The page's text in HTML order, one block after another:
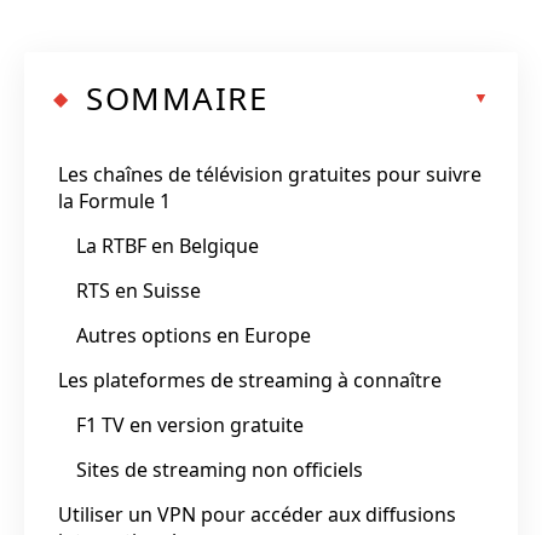
SOMMAIRE
Les chaînes de télévision gratuites pour suivre
la Formule 1
La RTBF en Belgique
RTS en Suisse
Autres options en Europe
Les plateformes de streaming à connaître
F1 TV en version gratuite
Sites de streaming non officiels
Utiliser un VPN pour accéder aux diffusions